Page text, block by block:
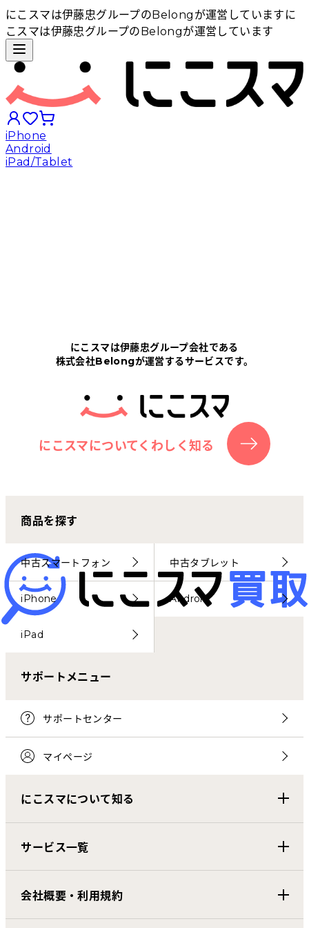
にこスマは伊藤忠グループのBelongが運営しています に
こスマは伊藤忠グループのBelongが運営しています
iPhone
Android
iPad/Tablet
にこスマについて
サポートセンター
お客さまの声
にこスマ通信
マイページ
にこスマは伊藤忠グループ会社である
株式会社Belongが運営するサービスです。
にこスマについてくわしく知る
商品を探す
中古スマートフォン 中古タブレット
iPhone Android
iPad
サポートメニュー
サポートセンター
マイページ
にこスマについて知る
サービス一覧
会社概要・利用規約